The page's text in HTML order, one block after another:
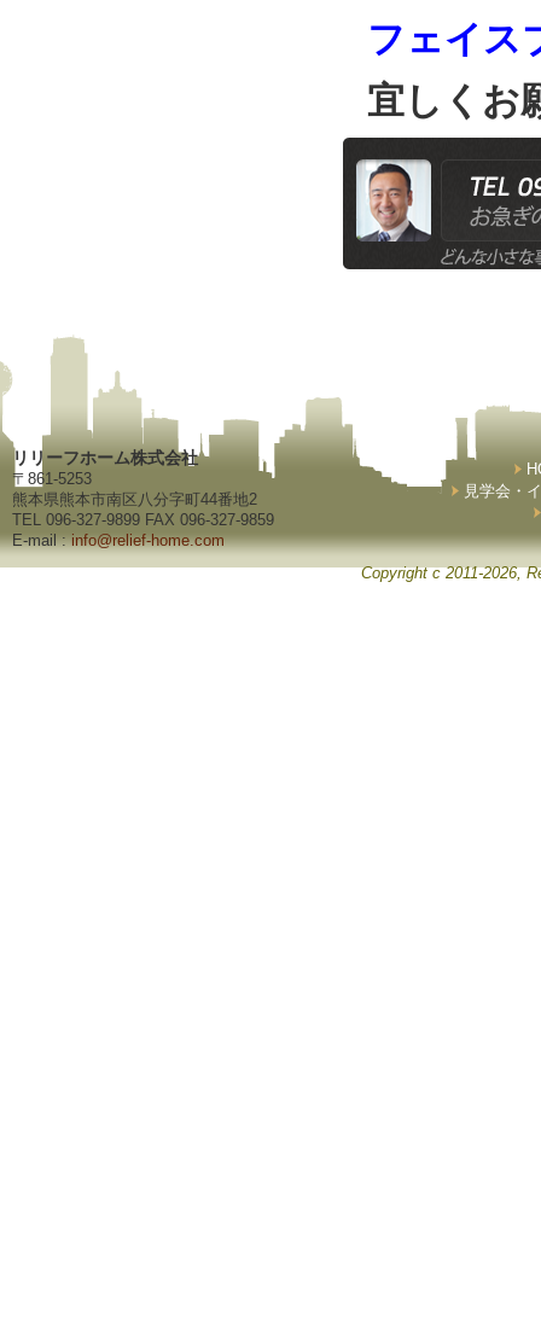
フェイス
宜しくお
リリーフホーム株式会社
〒861-5253
熊本県熊本市南区八分字町44番地2
TEL 096-327-9899 FAX 096-327-9859
E-mail :info@relief-home.com
見学会・
Copyright c 2011-2026,